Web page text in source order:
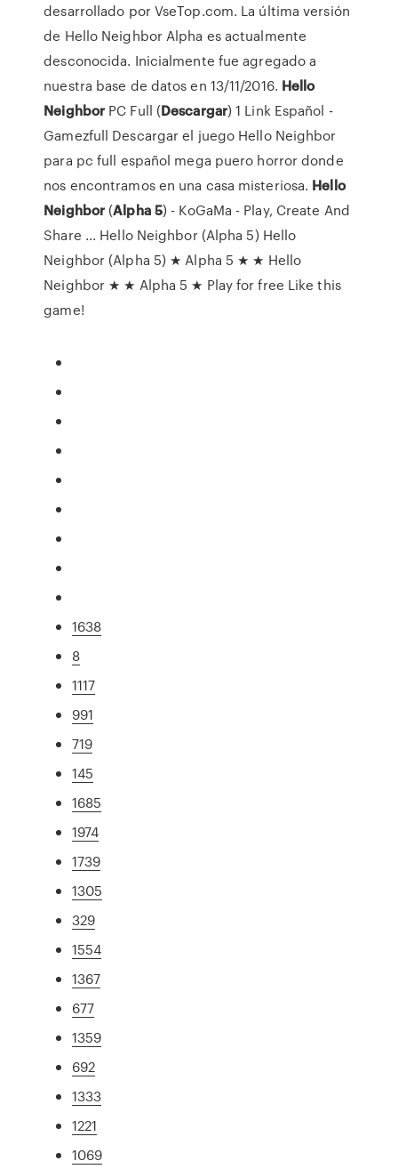
desarrollado por VseTop.com. La última versión
de Hello Neighbor Alpha es actualmente
desconocida. Inicialmente fue agregado a
nuestra base de datos en 13/11/2016. Hello
Neighbor PC Full (Descargar) 1 Link Español -
Gamezfull Descargar el juego Hello Neighbor
para pc full español mega puero horror donde
nos encontramos en una casa misteriosa. Hello
Neighbor (Alpha 5) - KoGaMa - Play, Create And
Share ... Hello Neighbor (Alpha 5) Hello
Neighbor (Alpha 5) ★ Alpha 5 ★ ★ Hello
Neighbor ★ ★ Alpha 5 ★ Play for free Like this
game!
1638
8
1117
991
719
145
1685
1974
1739
1305
329
1554
1367
677
1359
692
1333
1221
1069